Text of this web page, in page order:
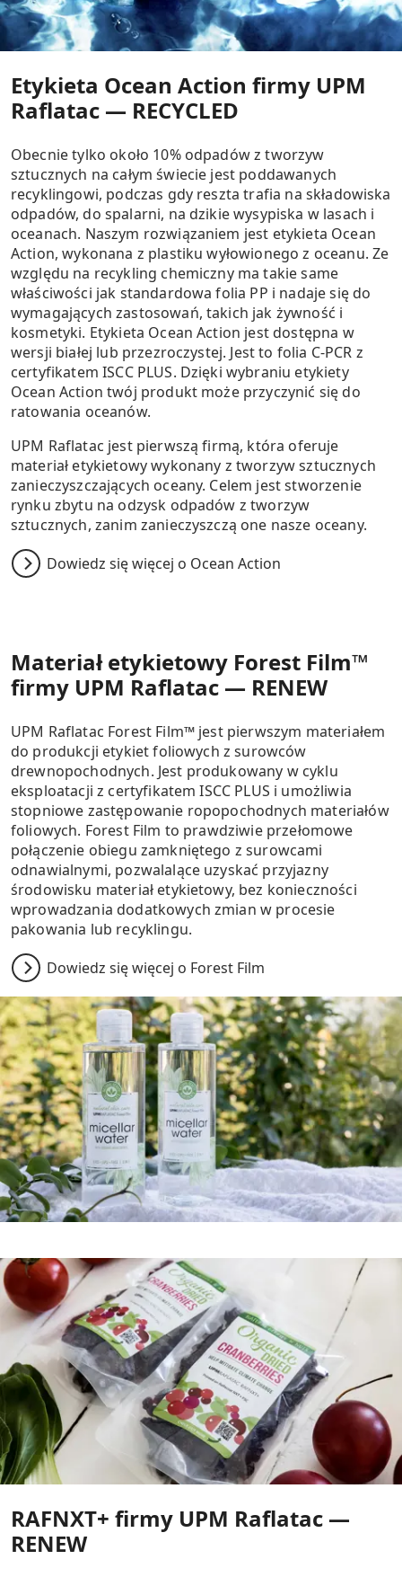
Etykieta Ocean Action firmy UPM
Raflatac — RECYCLED
Obecnie tylko około 10% odpadów z tworzyw
sztucznych na całym świecie jest poddawanych
recyklingowi, podczas gdy reszta trafia na składowiska
odpadów, do spalarni, na dzikie wysypiska w lasach i
oceanach. Naszym rozwiązaniem jest etykieta Ocean
Action, wykonana z plastiku wyłowionego z oceanu. Ze
względu na recykling chemiczny ma takie same
właściwości jak standardowa folia PP i nadaje się do
wymagających zastosowań, takich jak żywność i
kosmetyki. Etykieta Ocean Action jest dostępna w
wersji białej lub przezroczystej. Jest to folia C-PCR z
certyfikatem ISCC PLUS. Dzięki wybraniu etykiety
Ocean Action twój produkt może przyczynić się do
ratowania oceanów.
UPM Raflatac jest pierwszą firmą, która oferuje
materiał etykietowy wykonany z tworzyw sztucznych
zanieczyszczających oceany. Celem jest stworzenie
rynku zbytu na odzysk odpadów z tworzyw
sztucznych, zanim zanieczyszczą one nasze oceany.
Dowiedz się więcej o Ocean Action
Materiał etykietowy Forest Film™
firmy UPM Raflatac — RENEW
UPM Raflatac Forest Film™ jest pierwszym materiałem
do produkcji etykiet foliowych z surowców
drewnopochodnych. Jest produkowany w cyklu
eksploatacji z certyfikatem ISCC PLUS i umożliwia
stopniowe zastępowanie ropopochodnych materiałów
foliowych. Forest Film to prawdziwie przełomowe
połączenie obiegu zamkniętego z surowcami
odnawialnymi, pozwalalące uzyskać przyjazny
środowisku materiał etykietowy, bez konieczności
wprowadzania dodatkowych zmian w procesie
pakowania lub recyklingu.
Dowiedz się więcej o Forest Film
RAFNXT+ firmy UPM Raflatac —
RENEW